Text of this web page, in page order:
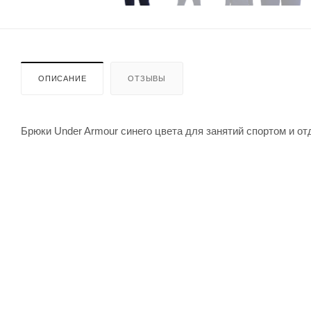
ОПИСАНИЕ ОТЗЫВЫ
Брюки Under Armour синего цвета для занятий спортом и